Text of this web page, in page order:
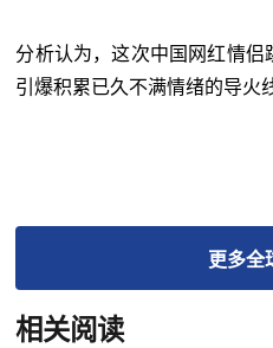
分析认为，这次中国网红情
引爆积累已久不满情绪的导火
更多全
相关阅读